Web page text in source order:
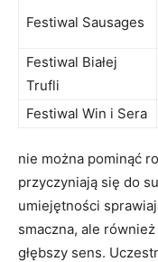
Festiwal Sausages
Festiwal Białej
Trufli
Festiwal Win i Sera
nie można pominąć
przyczyniają się do
umiejętności
smaczna, ale
głębszy sens.